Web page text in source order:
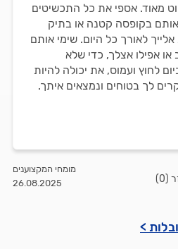
מאוד. אספי את כל התכשיטים
אותם בקופסה קטנה או בתיק
אלייך לאורך כל היום. שימי אותם
אפילו אצלך, כדי שלא
לחוץ ועמוס, את יכולה להיות
לך בטוחים ונמצאים איתך.
0
)
מומחי המקצוענים
26.08.2025
>